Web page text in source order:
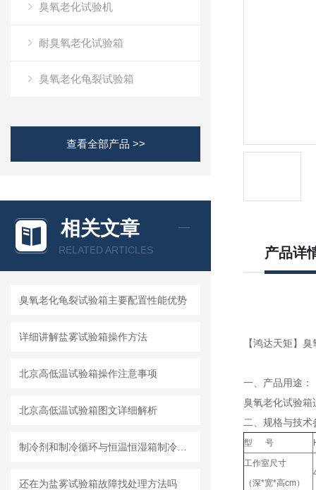
臭氧老化试验机
耐臭氧老化试验箱
臭氧老化龟裂试验箱
查看全部产品 >>
相关文章
RELATED ARTICLES
臭氧老化龟裂试验箱主要配置性能优势
详细讲解盐雾试验箱操作方法
北京高低温试验箱操作注意事项
北京高低温试验箱图文详细解析
还在为盐雾试验箱故障找处理方法吗
产品详
【鸿达天矩】
一、产品用途：
臭氧老化试验箱
二、规格与技术
型 号
工作室尺寸
（深*宽*高cm）